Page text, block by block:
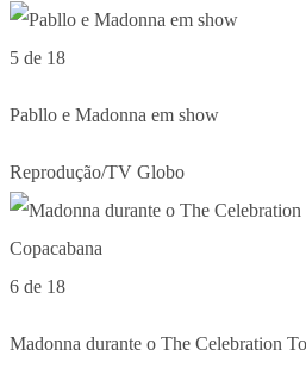
5 de 18
Pabllo e Madonna em show
Reprodução/TV Globo
6 de 18
Madonna durante o The Celebration